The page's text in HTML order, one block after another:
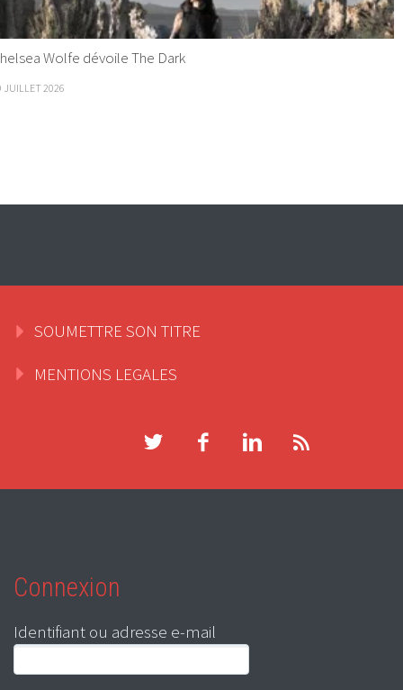
Wolfe dévoile The Dark
JUILLET 2026
SOUMETTRE SON TITRE
MENTIONS LEGALES
Connexion
Identifiant ou adresse e-mail